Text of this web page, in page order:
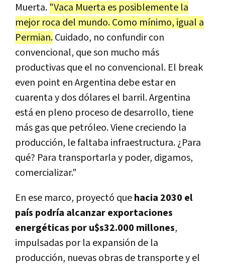
Muerta. "Vaca Muerta es posiblemente la
mejor roca del mundo. Como mínimo, igual a
Permian.Cuidado, no confundir con
convencional, que son mucho más
productivas que el no convencional. El break
even point en Argentina debe estar en
cuarenta y dos dólares el barril. Argentina
está en pleno proceso de desarrollo, tiene
más gas que petróleo. Viene creciendo la
producción, le faltaba infraestructura. ¿Para
qué? Para transportarla y poder, digamos,
comercializar."
En ese marco, proyectó quehacia 2030 el
país podría alcanzar exportaciones
energéticas por u$s32.000 millones,
impulsadas por la expansión de la
producción, nuevas obras de transporte y el